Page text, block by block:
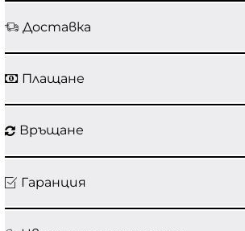
Доставка
Плащане
Връщане
Гаранция